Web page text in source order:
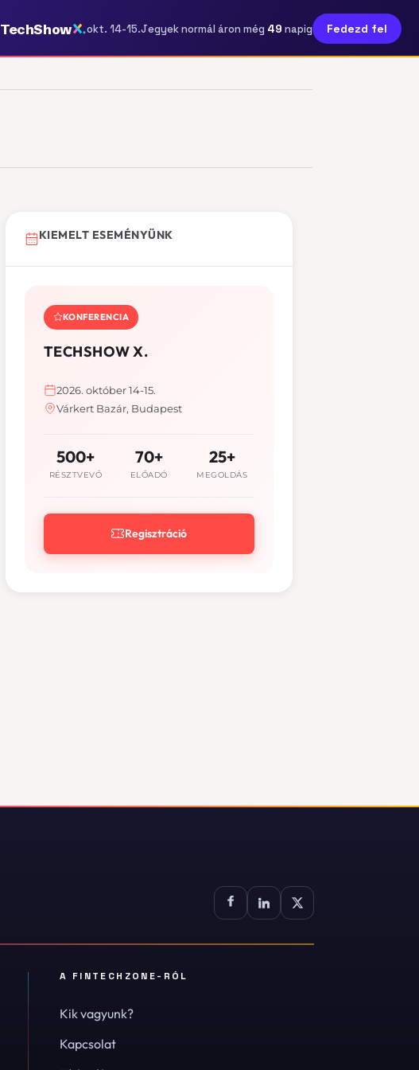
TechShow okt. 14-15.Jegyek normál áron még 49 napig Fedezd fel
KIEMELT ESEMÉNYÜNK
KONFERENCIA
TECHSHOW X.
2026. október 14-15.
Várkert Bazár, Budapest
500+
RÉSZTVEVŐ
70+
ELŐADÓ
25+
MEGOLDÁS
Regisztráció
A FINTECHZONE-RÓL
Kik vagyunk?
Kapcsolat